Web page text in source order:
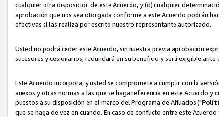
cualquier otra disposición de este Acuerdo, y (d) cualquier
aprobación que nos sea otorgada conforme a este Acuerdo podrán
efectivas si las realiza por escrito nuestro representante autorizado.
Usted no podrá ceder este Acuerdo, sin nuestra previa aprobación
sucesores y cesionarios, redundará en su beneficio y será exigible
Este Acuerdo incorpora, y usted se compromete a cumplir con la
anexos y otras normas a las que se haga referencia en este Acuerdo
puestos a su disposición en el marco del Programa de Afiliados ("
que se haga de vez en cuando. En caso de conflicto entre este